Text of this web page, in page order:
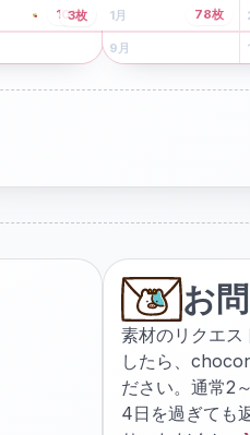
8枚
101枚
3枚 1月
5 月
78枚
9 月
お
素材のリクエス
したら、
ださい。通常2
4日を過ぎても